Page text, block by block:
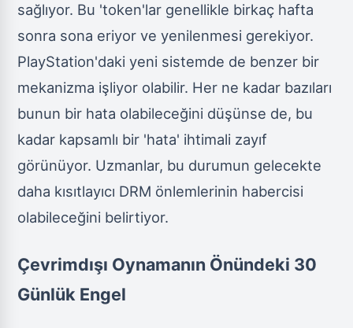
sağlıyor. Bu 'token'lar genellikle birkaç hafta
sonra sona eriyor ve yenilenmesi gerekiyor.
PlayStation'daki yeni sistemde de benzer bir
mekanizma işliyor olabilir. Her ne kadar bazıları
bunun bir hata olabileceğini düşünse de, bu
kadar kapsamlı bir 'hata' ihtimali zayıf
görünüyor. Uzmanlar, bu durumun gelecekte
daha kısıtlayıcı DRM önlemlerinin habercisi
olabileceğini belirtiyor.
Çevrimdışı Oynamanın Önündeki 30
Günlük Engel